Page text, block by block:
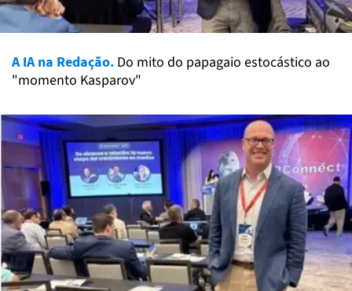
A IA na Redação. Do mito do papagaio estocástico ao
"momento Kasparov"